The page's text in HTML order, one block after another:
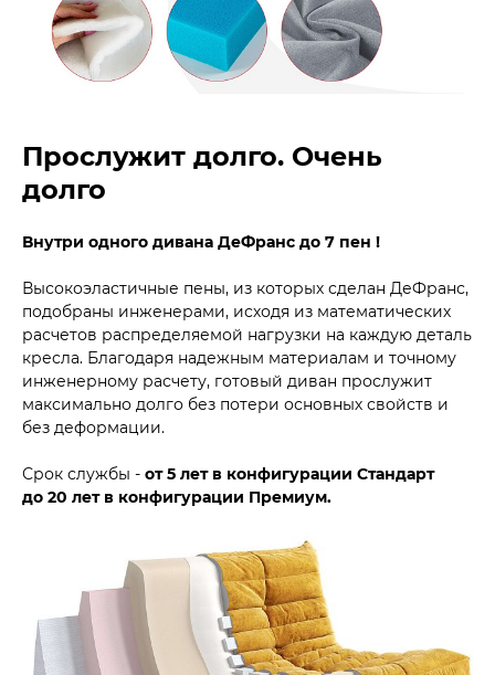
Прослужит долго. Очень
долго
Внутри одного дивана ДеФранс до 7 пен !
Высокоэластичные пены, из которых сделан ДеФранс,
подобраны инженерами, исходя из математических
расчетов распределяемой нагрузки на каждую деталь
кресла. Благодаря надежным материалам и точному
инженерному расчету, готовый диван прослужит
максимально долго без потери основных свойств и
без деформации.
Срок службы - от 5 лет в конфигурации Стандарт
до 20 лет в конфигурации Премиум.